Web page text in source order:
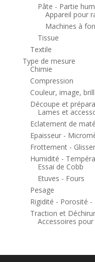
Pâte - Partie
Appareil pour
Machines à
Tissue
Textile
Type de mesure
Chimie
Compression
Couleur, image,
Découpe et
Lames et
Eclatement de
Epaisseur -
Frottement -
Humidité -
Essai de Cobb
Etuves - Fours
Pesage
Rigidité - Porosité -
Traction et
Accessoires